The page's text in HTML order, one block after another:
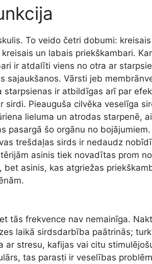
To veido četri dobumi:
un labais priekškambari.
ir atdalīti viens no otra ar
sajaukšanos. Vārsti jeb
starpsienas ir atbildīgas arī par
sirdi. Pieauguša cilvēka veselīga
lieluma un atrodas starpenē,
pasargā šo orgānu no
trešdaļas sirds ir nedaudz
asinis tiek novadītas prom
bet asinis, kas atgriežas
tās frekvence nav nemainīga.
laikā sirdsdarbība paātrinās;
stresu, kafijas vai citu
tas parasti ir veselības